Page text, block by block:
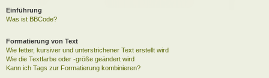
Einführung
Was ist BBCode?
Formatierung von Text
Wie fetter, kursiver und unterstrichener Text erstellt wird
Wie die Textfarbe oder -größe geändert wird
Kann ich Tags zur Formatierung kombinieren?